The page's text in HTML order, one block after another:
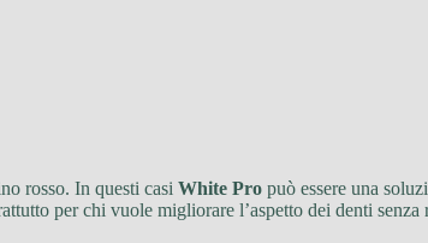
rosso. In questi casi White Pro può essere una
per chi vuole migliorare l’aspetto dei denti